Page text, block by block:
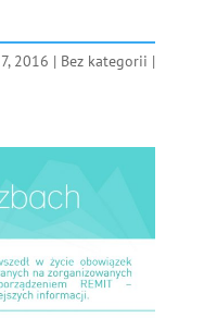
2016 | Bez kategorii |